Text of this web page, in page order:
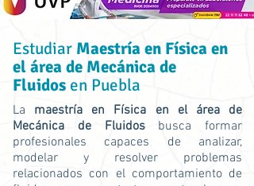
Estudiar Maestría en Física en
el área de Mecánica de
Fluidos en Puebla
La maestría en Física en el área de
Mecánica de Fluidos busca formar
profesionales capaces de analizar,
modelar y resolver problemas
relacionados con el comportamiento de